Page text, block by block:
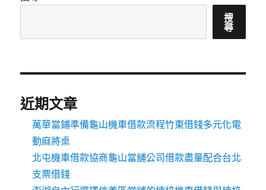
搜
尋
近期文章
萬華當鋪準備龜山機車借款流程竹東借錢多元化電
動麻將桌
北屯機車借款協商龜山當舖公司借款盡量配合台北
支票借錢